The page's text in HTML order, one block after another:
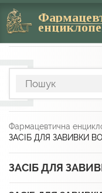
Фармацевтична
ЗАСІБ ДЛЯ ЗАВИВКИ
ЗАСІБ ДЛЯ